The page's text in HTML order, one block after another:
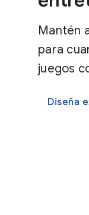
Mantén
para
juegos
Diseña